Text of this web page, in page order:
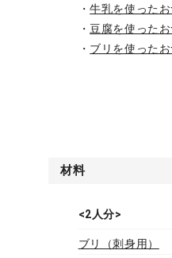
・牛乳を使った
・ 豆腐を使った
・ ブリを使った
材料
<2人分>
ブリ（刺身用）